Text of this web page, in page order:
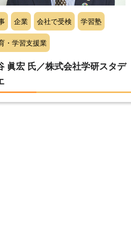
企業 会社で受検 学習塾
・学習支援業
眞宏 氏／株式会社学研スタデ